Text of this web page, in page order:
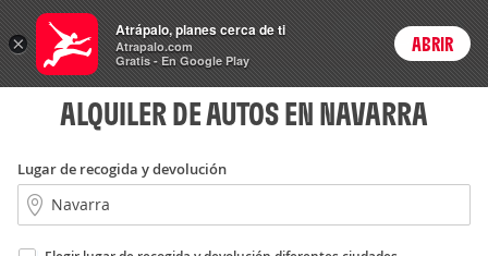
Autos Precios enPeso
ARSCambiar moneda
Login
ALQUILER DE AUTOS EN NAVARRA
Lugar de recogida y devolución
×
Atrápalo, planes cerca de ti
Atrapalo.com
Gratis - En Google Play
ABRIR